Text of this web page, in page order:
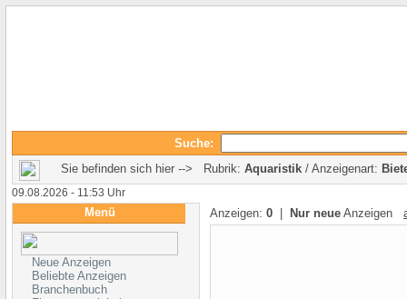
Suche:
Sie befinden sich hier --> Rubrik: Aquaristik / Anzeigenart:
09.08.2026 - 11:53 Uhr
Menü
Neue Anzeigen
Beliebte Anzeigen
Branchenbuch
Anzeigen: 0 Nur neue Anzeigen